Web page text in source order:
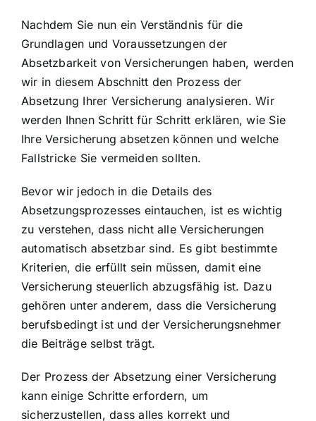
Nachdem Sie nun ein Verständnis für die
Grundlagen und Voraussetzungen der
Absetzbarkeit von Versicherungen haben, werden
wir in diesem Abschnitt den Prozess der
Absetzung Ihrer Versicherung analysieren. Wir
werden Ihnen Schritt für Schritt erklären, wie Sie
Ihre Versicherung absetzen können und welche
Fallstricke Sie vermeiden sollten.
Bevor wir jedoch in die Details des
Absetzungsprozesses eintauchen, ist es wichtig
zu verstehen, dass nicht alle Versicherungen
automatisch absetzbar sind. Es gibt bestimmte
Kriterien, die erfüllt sein müssen, damit eine
Versicherung steuerlich abzugsfähig ist. Dazu
gehören unter anderem, dass die Versicherung
berufsbedingt ist und der Versicherungsnehmer
die Beiträge selbst trägt.
Der Prozess der Absetzung einer Versicherung
kann einige Schritte erfordern, um
sicherzustellen, dass alles korrekt und